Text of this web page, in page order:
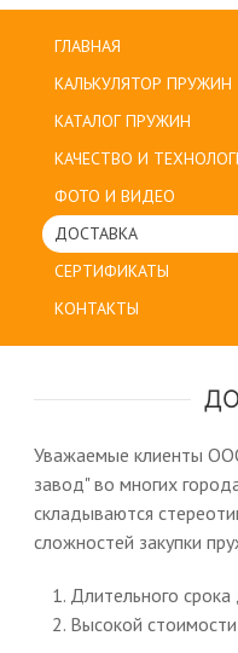
ГЛАВНАЯ
КАЛЬКУЛЯТОР ПРУЖИН
КАТАЛОГ ПРУЖИН
КАЧЕСТВО И
ФОТО И ВИДЕО
ДОСТАВКА
СЕРТИФИКАТЫ
КОНТАКТЫ
Уважаемые клиенты
завод" во многих
складываются
сложностей закупки
Длительного срока
Высокой